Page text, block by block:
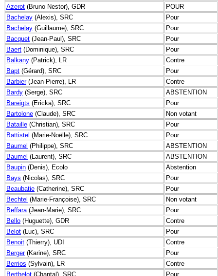
Azerot (Bruno Nestor), GDR
POUR
Bachelay (Alexis), SRC
Pour
Bachelay (Guillaume), SRC
Pour
Bacquet (Jean-Paul), SRC
Pour
Baert (Dominique), SRC
Pour
Balkany (Patrick), LR
Contre
Bapt (Gérard), SRC
Pour
Barbier(Jean-Pierre), LR
Contre
Bardy (Serge), SRC
ABSTENTION
Bareigts (Ericka), SRC
Pour
Bartolone (Claude), SRC
Non votant
Bataille (Christian), SRC
Pour
Battistel (Marie-Noëlle), SRC
Pour
Baumel (Philippe), SRC
ABSTENTION
Baumel (Laurent), SRC
ABSTENTION
Baupin (Denis), Ecolo
Abstention
Bays (Nicolas), SRC
Pour
Beaubatie (Catherine), SRC
Pour
Bechtel (Marie-Françoise), SRC
Non votant
Beffara(Jean-Marie), SRC
Pour
Bello (Huguette), GDR
Contre
Belot (Luc), SRC
Pour
Benoit (Thierry), UDI
Contre
Berger(Karine), SRC
Pour
Berrios (Sylvain), LR
Contre
Berthelot (Chantal), SRC
Pour